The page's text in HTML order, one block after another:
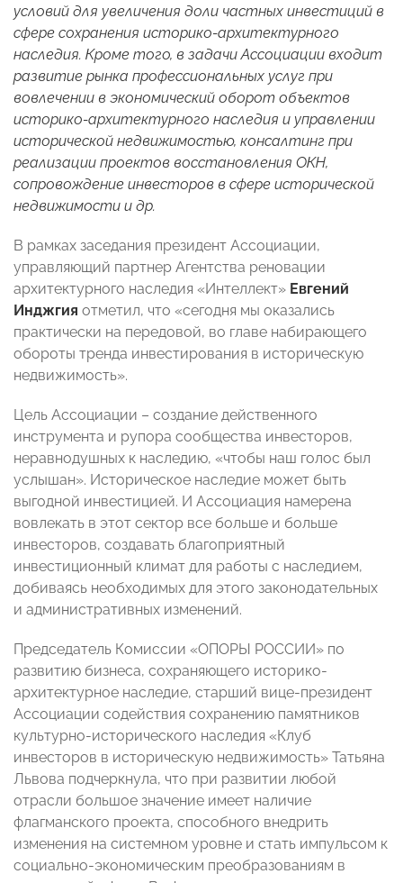
условий для увеличения доли частных инвестиций в
сфере сохранения историко-архитектурного
наследия. Кроме того, в задачи Ассоциации входит
развитие рынка профессиональных услуг при
вовлечении в экономический оборот объектов
историко-архитектурного наследия и управлении
исторической недвижимостью, консалтинг при
реализации проектов восстановления ОКН,
сопровождение инвесторов в сфере исторической
недвижимости и др.
В рамках заседания президент Ассоциации,
управляющий партнер Агентства реновации
архитектурного наследия «Интеллект» Евгений
Инджгия отметил, что «сегодня мы оказались
практически на передовой, во главе набирающего
обороты тренда инвестирования в историческую
недвижимость».
Цель Ассоциации – создание действенного
инструмента и рупора сообщества инвесторов,
неравнодушных к наследию, «чтобы наш голос был
услышан». Историческое наследие может быть
выгодной инвестицией. И Ассоциация намерена
вовлекать в этот сектор все больше и больше
инвесторов, создавать благоприятный
инвестиционный климат для работы с наследием,
добиваясь необходимых для этого законодательных
и административных изменений.
Председатель Комиссии «ОПОРЫ РОССИИ» по
развитию бизнеса, сохраняющего историко-
архитектурное наследие, старший вице-президент
Ассоциации содействия сохранению памятников
культурно-исторического наследия «Клуб
инвесторов в историческую недвижимость» Татьяна
Львова подчеркнула, что при развитии любой
отрасли большое значение имеет наличие
флагманского проекта, способного внедрить
изменения на системном уровне и стать импульсом к
социально-экономическим преобразованиям в